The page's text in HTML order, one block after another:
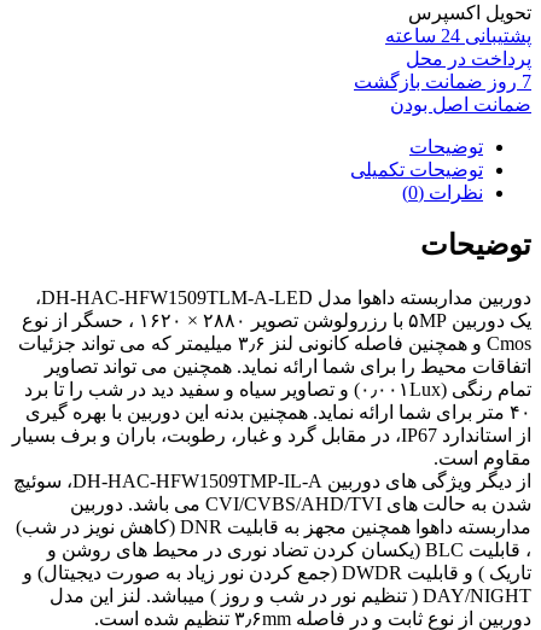
تحویل اکسپرس
پشتیبانی 24 ساعته
پرداخت در محل
7 روز ضمانت بازگشت
ضمانت اصل بودن
توضیحات
توضیحات تکمیلی
نظرات (0)
توضیحات
دوربین مداربسته داهوا مدل DH-HAC-HFW1509TLM-A-LED،
یک دوربین ۵MP با رزرولوشن تصویر ۲۸۸۰ × ۱۶۲۰ ، حسگر از نوع
Cmos و همچنین فاصله کانونی لنز ۳٫۶ میلیمتر که می تواند جزئیات
اتفاقات محیط را برای شما ارائه نماید. همچنین می تواند تصاویر
تمام رنگی (۰٫۰۰۱Lux) و تصاویر سیاه و سفید دید در شب را تا برد
۴۰ متر برای شما ارائه نماید. همچنین بدنه این دوربین با بهره گیری
از استاندارد IP67، در مقابل گرد و غبار، رطوبت، باران و برف بسیار
مقاوم است.
از دیگر ویژگی های دوربین DH-HAC-HFW1509TMP-IL-A، سوئیچ
شدن به حالت های CVI/CVBS/AHD/TVI می باشد. دوربین
مداربسته داهوا همچنین مجهز به قابلیت DNR (کاهش نویز در شب)
، قابلیت BLC (یکسان کردن تضاد نوری در محیط های روشن و
تاریک ) و قابلیت DWDR (جمع کردن نور زیاد به صورت دیجیتال) و
DAY/NIGHT ( تنظیم نور در شب و روز ) میباشد. لنز این مدل
دوربین از نوع ثابت و در فاصله ۳٫۶mm تنظیم شده است.